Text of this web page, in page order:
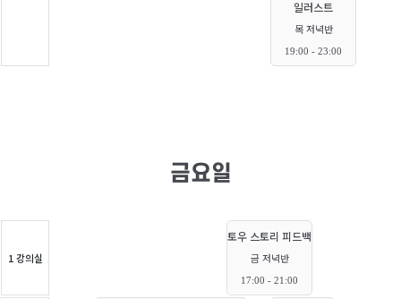
일러스트
목 저녁반
19:00 - 23:00
금요일
1 강의실
토우 스토리 피드백
금 저녁반
17:00 - 21:00